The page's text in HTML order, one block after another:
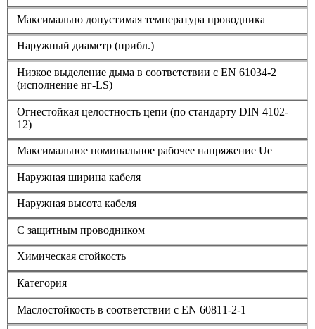
Максимально допустимая температура проводника
Наружный диаметр (прибл.)
Низкое выделение дыма в соответствии с EN 61034-2
(исполнение нг-LS)
Огнестойкая целостность цепи (по стандарту DIN 4102-
12)
Максимальное номинальное рабочее напряжение Ue
Наружная ширина кабеля
Наружная высота кабеля
С защитным проводником
Химическая стойкость
Категория
Маслостойкость в соответствии с EN 60811-2-1